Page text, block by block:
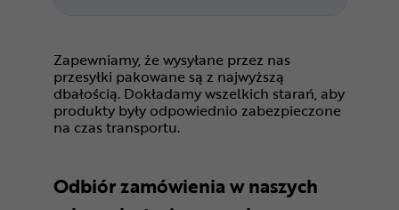
Zapewniamy, że wysyłane przez nas
przesyłki pakowane są z najwyższą
dbałością. Dokładamy wszelkich starań, aby
produkty były odpowiednio zabezpieczone
na czas transportu.
Odbiór zamówienia w naszych